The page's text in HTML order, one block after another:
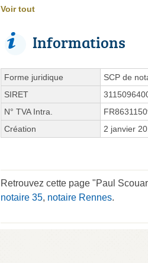
Voir tout
Informations
Forme juridique
SCP de
SIRET
N° TVA Intra.
Création
2 janvier
Retrouvez cette page "Paul
notaire 35, notaire Rennes.